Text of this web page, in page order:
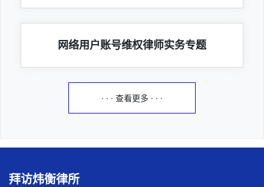
网络用户账号维权律师实务专题
· · · 查看更多 · · ·
拜访炜衡律所